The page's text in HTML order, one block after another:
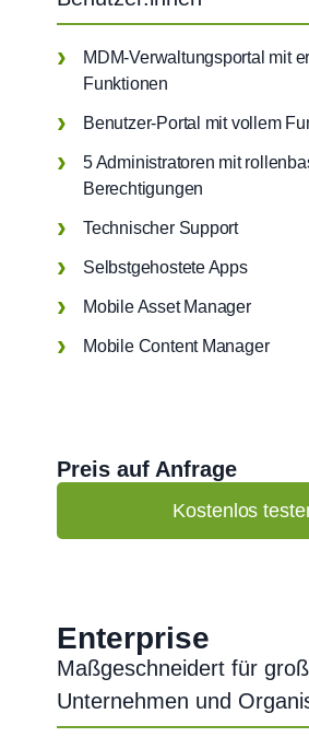
MDM-Verwaltungsportal mit
Funktionen
Benutzer-Portal mit vollem
5 Administratoren mit
Berechtigungen
Technischer Support
Selbstgehostete Apps
Mobile Asset Manager
Mobile Content Manager
Preis auf Anfrage
Kostenlos
Enterprise
Maßgeschneidert für
Unternehmen und